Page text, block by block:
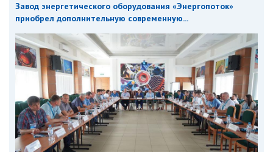
Завод энергетического оборудования «Энергопоток»
приобрел дополнительную современную...